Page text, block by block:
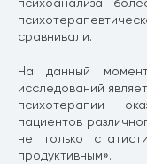
сравнивали.
На данный
исследований
психотерапии
пациентов
не только
продуктивным».